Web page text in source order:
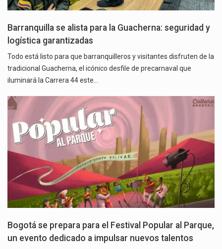
Barranquilla se alista para la Guacherna: seguridad y
logística garantizadas
Todo está listo para que barranquilleros y visitantes disfruten de la
tradicional Guacherna, el icónico desfile de precarnaval que
iluminará la Carrera 44 este…
Bogotá se prepara para el Festival Popular al Parque,
un evento dedicado a impulsar nuevos talentos